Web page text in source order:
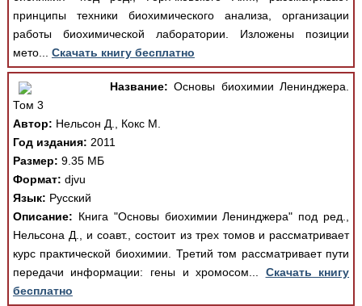
принципы техники биохимического анализа, организации
работы биохимической лаборатории. Изложены позиции
мето... Скачать книгу бесплатно
Название: Основы биохимии Ленинджера.
Том 3
Автор: Нельсон Д., Кокс М.
Год издания: 2011
Размер: 9.35 МБ
Формат: djvu
Язык: Русский
Описание: Книга "Основы биохимии Ленинджера" под ред.,
Нельсона Д., и соавт., состоит из трех томов и рассматривает
курс практической биохимии. Третий том рассматривает пути
передачи информации: гены и хромосом... Скачать книгу
бесплатно